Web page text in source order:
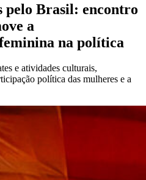
pelo Brasil: encontro
a
na política
e atividades culturais,
política das mulheres e a